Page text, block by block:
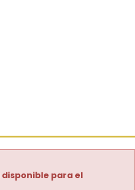
disponible para el